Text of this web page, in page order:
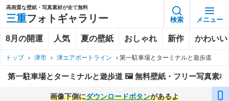
高画質な壁紙・写真素材が全て無料
三重フォトギャラリー 検索 メニュー
8月の開運 人気 夏の壁紙 おしゃれ 新作 かわいい
トップ › 津市 › 津エアポートライン › 第一駐車場とターミナルと遊歩道
第一駐車場とターミナルと遊歩道 🖼️ 無料壁紙・フリー写真素材
画像下側にダウンロードボタンがあるよ